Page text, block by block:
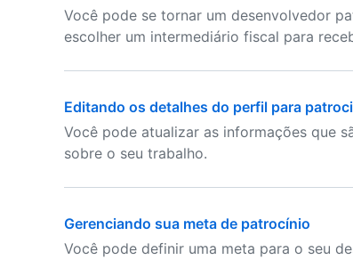
Você pode se tornar um desenvolvedor
escolher um intermediário fiscal para
Editando os detalhes do perfil para
Você pode atualizar as informações que
sobre o seu trabalho.
Gerenciando sua meta de patrocínio
Você pode definir uma meta para o seu